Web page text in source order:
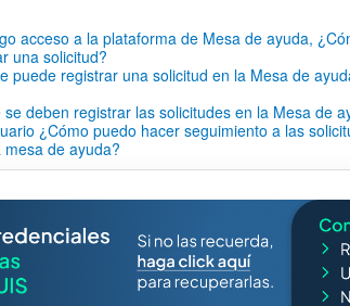
acceso a la plataforma de Mesa de ayuda,
una solicitud?
puede registrar una solicitud en la Mesa de
deben registrar las solicitudes en la Mesa de
¿Cómo puedo hacer seguimiento a las
de ayuda?